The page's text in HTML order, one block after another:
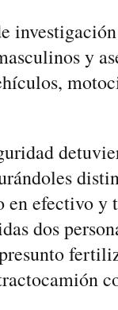
y
en efectivo
dos